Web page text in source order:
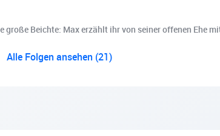
Beichte: Max erzählt ihr von seiner offenen Ehe
Alle Folgen ansehen (21)